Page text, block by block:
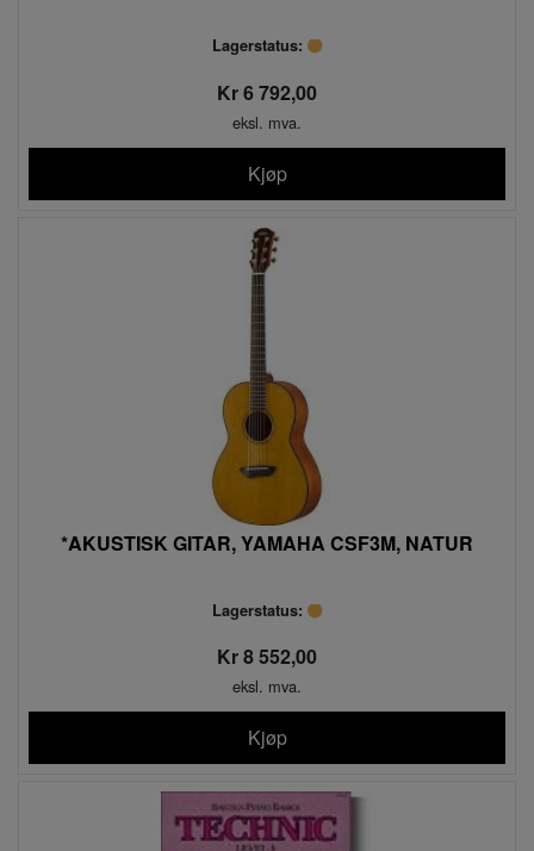
Lagerstatus:
Kr 6 792,00
eksl. mva.
Kjøp
*AKUSTISK GITAR, YAMAHA CSF3M, NATUR
Lagerstatus:
Kr 8 552,00
eksl. mva.
Kjøp